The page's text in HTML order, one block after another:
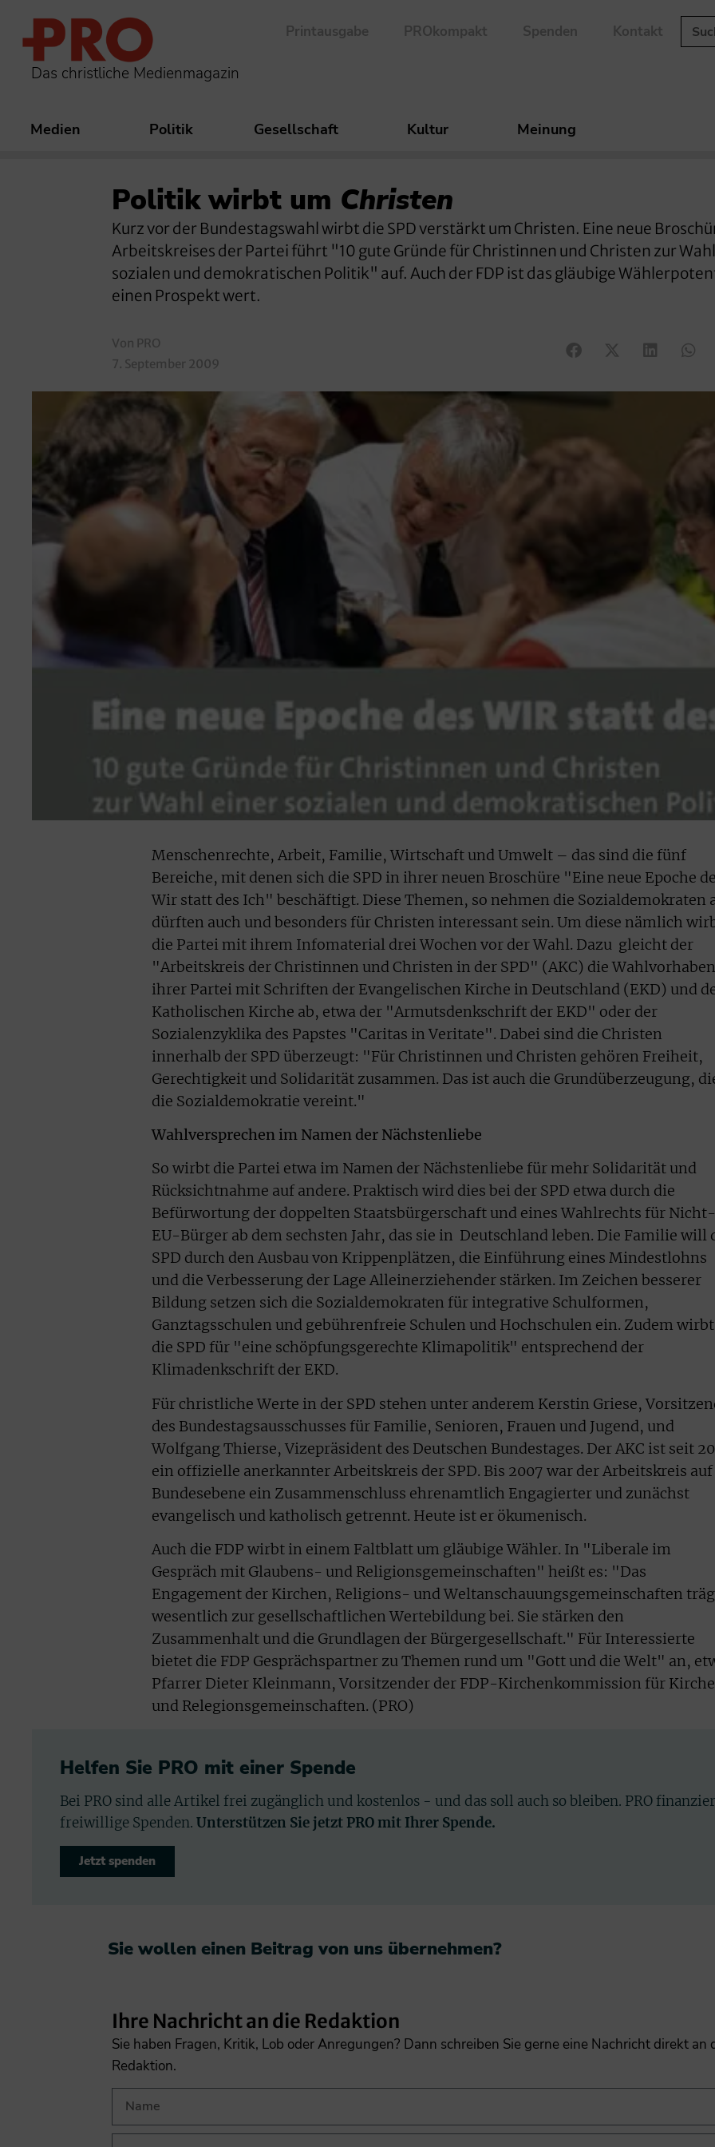
Das christliche Medienmagazin
Printausgabe PROkompakt Spenden Kontakt
Medien Politik Gesellschaft Kultur Meinung
Politik wirbt um Christen
Kurz vor der Bundestagswahl wirbt die SPD verstärkt um Christen. Eine neue
Arbeitskreises der Partei führt "10 gute Gründe für Christinnen und Christen zur
sozialen und demokratischen Politik" auf. Auch der FDP ist das gläubige
einen Prospekt wert.
Von PRO
7. September 2009
Menschenrechte, Arbeit, Familie, Wirtschaft und Umwelt – das sind die fünf
Bereiche, mit denen sich die SPD in ihrer neuen Broschüre "Eine neue Epoche
Wir statt des Ich" beschäftigt. Diese Themen, so nehmen die Sozialdemokraten
dürften auch und besonders für Christen interessant sein. Um diese nämlich
die Partei mit ihrem Infomaterial drei Wochen vor der Wahl. Dazu gleicht der
"Arbeitskreis der Christinnen und Christen in der SPD" (AKC) die Wahlvorhaben
ihrer Partei mit Schriften der Evangelischen Kirche in Deutschland (EKD) und
Katholischen Kirche ab, etwa der "Armutsdenkschrift der EKD" oder der
Sozialenzyklika des Papstes "Caritas in Veritate". Dabei sind die Christen
innerhalb der SPD überzeugt: "Für Christinnen und Christen gehören Freiheit,
Gerechtigkeit und Solidarität zusammen. Das ist auch die Grundüberzeugung,
die Sozialdemokratie vereint."
Wahlversprechen im Namen der Nächstenliebe
So wirbt die Partei etwa im Namen der Nächstenliebe für mehr Solidarität und
Rücksichtnahme auf andere. Praktisch wird dies bei der SPD etwa durch die
Befürwortung der doppelten Staatsbürgerschaft und eines Wahlrechts für Nicht-
EU-Bürger ab dem sechsten Jahr, das sie in Deutschland leben. Die Familie will
SPD durch den Ausbau von Krippenplätzen, die Einführung eines Mindestlohns
und die Verbesserung der Lage Alleinerziehender stärken. Im Zeichen besserer
Bildung setzen sich die Sozialdemokraten für integrative Schulformen,
Ganztagsschulen und gebührenfreie Schulen und Hochschulen ein. Zudem wirbt
die SPD für "eine schöpfungsgerechte Klimapolitik" entsprechend der
Klimadenkschrift der EKD.
Für christliche Werte in der SPD stehen unter anderem Kerstin Griese,
des Bundestagsausschusses für Familie, Senioren, Frauen und Jugend, und
Wolfgang Thierse, Vizepräsident des Deutschen Bundestages. Der AKC ist seit
ein offizielle anerkannter Arbeitskreis der SPD. Bis 2007 war der Arbeitskreis auf
Bundesebene ein Zusammenschluss ehrenamtlich Engagierter und zunächst
evangelisch und katholisch getrennt. Heute ist er ökumenisch.
Auch die FDP wirbt in einem Faltblatt um gläubige Wähler. In "Liberale im
Gespräch mit Glaubens- und Religionsgemeinschaften" heißt es: "Das
Engagement der Kirchen, Religions- und Weltanschauungsgemeinschaften
wesentlich zur gesellschaftlichen Wertebildung bei. Sie stärken den
Zusammenhalt und die Grundlagen der Bürgergesellschaft." Für Interessierte
bietet die FDP Gesprächspartner zu Themen rund um "Gott und die Welt" an,
Pfarrer Dieter Kleinmann, Vorsitzender der FDP-Kirchenkommission für Kirche
und Relegionsgemeinschaften. (PRO)
Helfen Sie PRO mit einer Spende
Bei PRO sind alle Artikel frei zugänglich und kostenlos - und das soll auch so bleiben. PRO
freiwillige Spenden. Unterstützen Sie jetzt PRO mit Ihrer Spende.
Jetzt spenden
Sie wollen einen Beitrag von uns übernehmen?​
Ihre Nachricht an die Redaktion
Sie haben Fragen, Kritik, Lob oder Anregungen? Dann schreiben Sie gerne eine Nachricht direkt an
Redaktion.